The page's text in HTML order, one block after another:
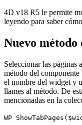
4D v18 R5 le permite
leyendo para saber
Nuevo método
Seleccionar las páginas
método del componente
el nombre del widget y
llames al método. De
mencionadas en la
WP ShowTabPages (